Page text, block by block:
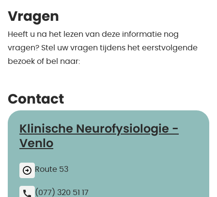
Vragen
Heeft u na het lezen van deze informatie nog
vragen? Stel uw vragen tijdens het eerstvolgende
bezoek of bel naar:
Contact
Klinische Neurofysiologie -
Venlo
Route 53
(077) 320 51 17